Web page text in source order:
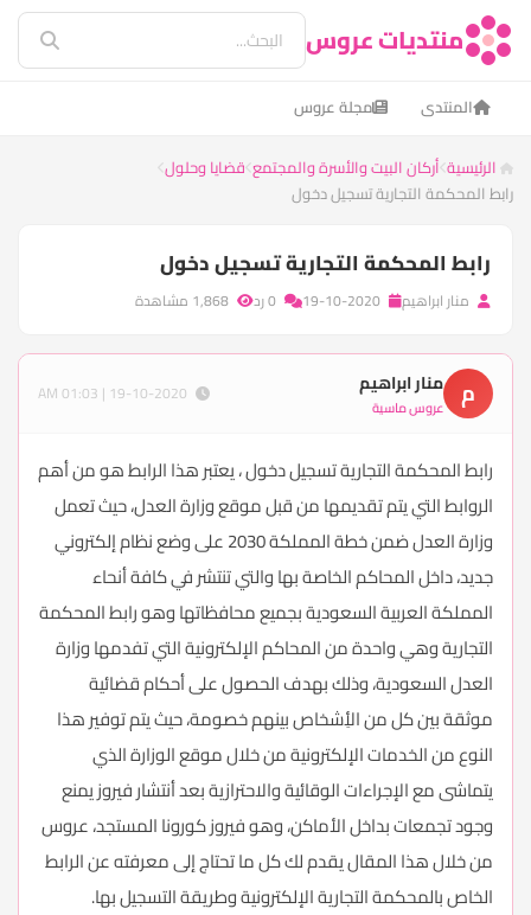
منتديات عروس
المنتدى مجلة عروس
الرئيسية أركان البيت والأسرة والمجتمع قضايا وحلول
رابط المحكمة التجارية تسجيل دخول
رابط المحكمة التجارية تسجيل دخول
منار ابراهيم
م منار ابراهيم
عروس ماسية
رابط المحكمة التجارية تسجيل دخول ، يعتبر هذا الرابط هو من أهم
الروابط التي يتم تقديمها من قبل موقع وزارة العدل، حيث تعمل
وزارة العدل ضمن خطة المملكة 2030 على وضع نظام إلكتروني
جديد، داخل المحاكم الخاصة بها والتي تنتشر في كافة أنحاء
المملكة العربية السعودية بجميع محافظاتها وهو رابط المحكمة
التجارية وهي واحدة من المحاكم الإلكترونية التي تفدمها وزارة
العدل السعودية، وذلك بهدف الحصول على أحكام قضائية
موثقة بين كل من الأِشخاص بينهم خصومة، حيث يتم توفير هذا
النوع من الخدمات الإلكترونية من خلال موقع الوزارة الذي
يتماشى مع الإجراءات الوقائية والاحترازية بعد أنتشار فيروز يمنع
وجود تجمعات بداخل الأماكن، وهو فيروز كورونا المستجد، عروس
من خلال هذا المقال يقدم لك كل ما تحتاج إلى معرفته عن الرابط
الخاص بالمحكمة التجارية الإلكترونية وطريقة التسجيل بها.